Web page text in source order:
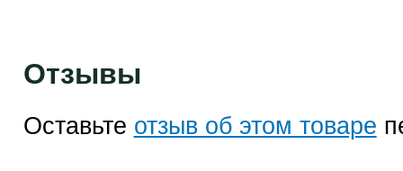
Отзывы
Оставьте отзыв об этом товаре